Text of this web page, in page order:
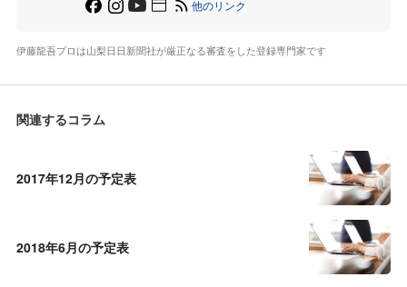
他のリンク
伊藤龍吾プロは山梨日日新聞社が厳正なる審査をした登録専門家です
関連するコラム
2017年12月の予定表
2018年6月の予定表